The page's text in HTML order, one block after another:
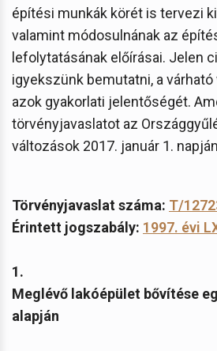
építési munkák körét is tervezi
valamint módosulnának az
lefolytatásának előírásai. Jelen
igyekszünk bemutatni, a
azok gyakorlati jelentőségét.
törvényjavaslatot az
változások 2017. január 1.
Törvényjavaslat száma: T/
Érintett jogszabály: 1997. évi
1.
Meglévő lakóépület bővítése
alapján